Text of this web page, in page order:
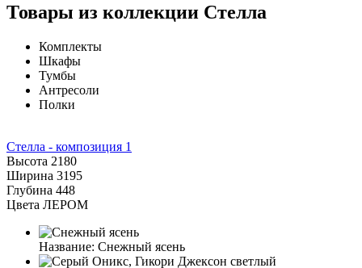
Товары из коллекции Стелла
Комплекты
Шкафы
Тумбы
Антресоли
Полки
Стелла - композиция 1
Высота 2180
Ширина 3195
Глубина 448
Цвета ЛЕРОМ
Название: Снежный ясень